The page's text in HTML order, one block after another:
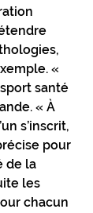
«
santé
« À
s’inscrit,
pour
de la
les
chacun